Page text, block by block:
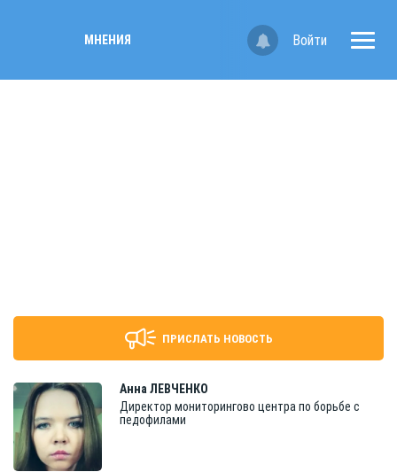
МНЕНИЯ Войти
ПРИСЛАТЬ НОВОСТЬ
АннаЛЕВЧЕНКО
Директор мониторингово центра по борьбе с
педофилами